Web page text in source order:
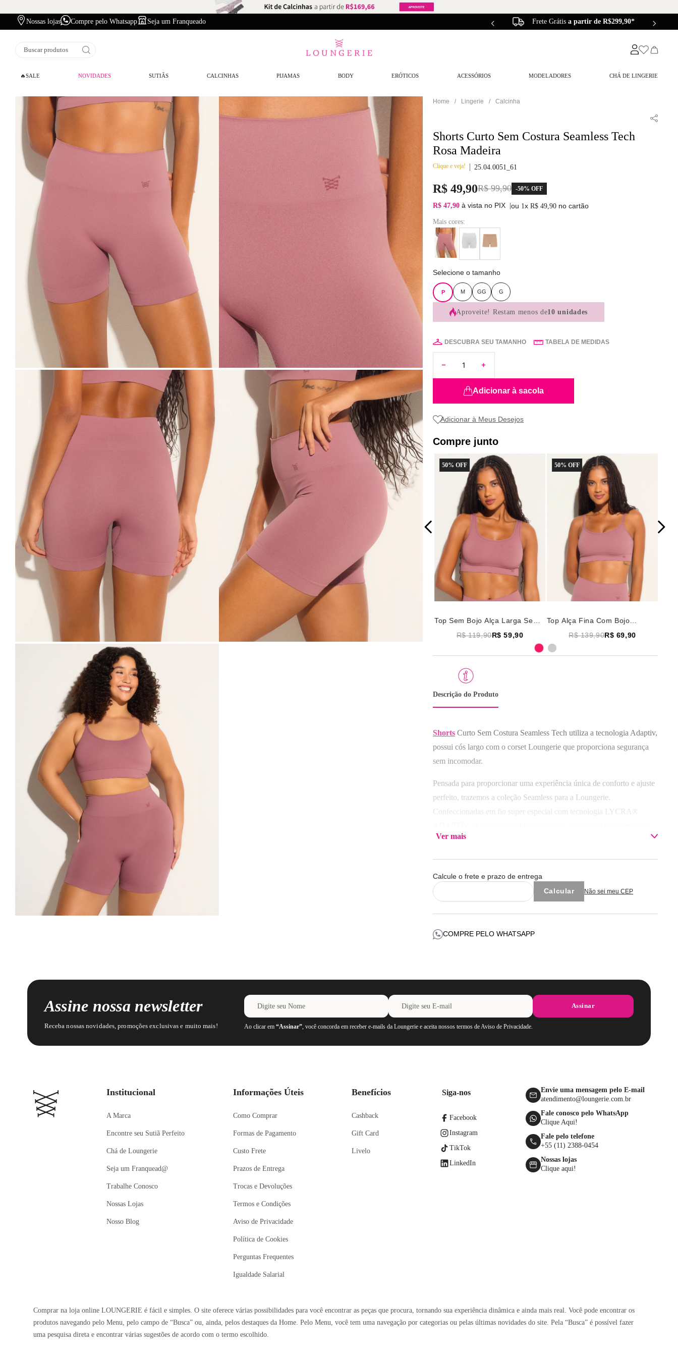
Nossas lojas Compre pelo Whatsapp Seja um Franqueado Frete Grátis a partir de R$299,90*
Buscar produtos
🔥SALE NOVIDADES SUTIÃS CALCINHAS PIJAMAS BODY ERÓTICOS ACESSÓRIOS MODELADORES CHÁ DE LINGERIE
Lingerie Calcinha
Shorts Curto Sem Costura Seamless Tech
Rosa Madeira
Clique e veja! 25.04.0051_61
R$ 49,90R$ 99,90 -50% OFF
R$ 47,90 à vista no PIX |ou 1xR$ 49 ,90 no cartão
Mais cores:
Selecione o tamanho
P M GG G
Aproveite! Restam menos de10 unidades
DESCUBRA SEU TAMANHO TABELA DE MEDIDAS
Adicionar à sacola
Compre junto
50% OFF
Top Sem Bojo Alça Larga Sem
Madeira
R$ 119,90R$ 59,90
Selecione o tamanho
P M
Adicionar à sacola
50% OFF
Top Alça Fina Com Bojo
Seamless Tech Rosa Madeira
R$ 139,90R$ 69,90
Selecione o tamanho
Adicionar à sacola
Descrição do Produto
Shorts Curto Sem Costura Seamless Tech utiliza a tecnologia Adaptiv,
possui cós largo com o corset Loungerie que proporciona segurança
sem incomodar.
Pensada para proporcionar uma experiência única de conforto e ajuste
perfeito, trazemos a coleção Seamless para a Loungerie.
Confeccionadas em fio super especial com tecnologia LYCRA®
de segunda pele.
Composição: Poliamida 96% / Elastano 4%
Lavar com cores similares.
Ver mais
Calcule o frete e prazo de entrega
Não sei meu CEP
COMPRE PELO WHATSAPP
Assine nossa newsletter
Receba nossas novidades, promoções exclusivas e muito mais!
Assinar
Ao clicar em “Assinar”, você concorda em receber e-mails da Loungerie e aceita nossos termos de Aviso de Privacidade.
Institucional
A Marca
Encontre seu Sutiã Perfeito
Chá de Loungerie
Seja um Franquead@
Trabalhe Conosco
Nossas Lojas
Nosso Blog
Informações Úteis
Como Comprar
Formas de Pagamento
Custo Frete
Prazos de Entrega
Trocas e Devoluções
Termos e Condições
Aviso de Privacidade
Política de Cookies
Perguntas Frequentes
Igualdade Salarial
Benefícios
Cashback
Gift Card
Livelo
Siga-nos
Facebook
Instagram
TikTok
LinkedIn
Envie uma mensagem pelo E-mail
atendimento@loungerie.com.br
Fale conosco pelo WhatsApp
Clique Aqui!
Fale pelo telefone
+55 (11) 2388-0454
Nossas lojas
Clique aqui!
Comprar na loja online LOUNGERIE é fácil e simples. O site oferece várias possibilidades para você encontrar as peças que procura, tornando sua experiência dinâmica e ainda mais real. Você pode encontrar os
produtos navegando pelo Menu, pelo campo de “Busca” ou, ainda, pelos destaques da Home. Pelo Menu, você tem uma navegação por categorias ou pelas últimas novidades do site. Pela “Busca” é possível fazer
uma pesquisa direta e encontrar várias sugestões de acordo com o termo escolhido.